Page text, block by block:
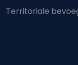
Territoriale